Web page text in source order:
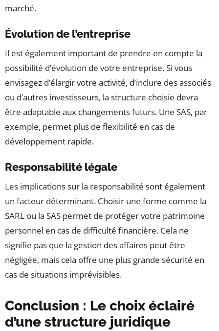
marché.
Évolution de l’entreprise
Il est également important de prendre en compte la
possibilité d’évolution de votre entreprise. Si vous
envisagez d’élargir votre activité, d’inclure des associés
ou d’autres investisseurs, la structure choisie devra
être adaptable aux changements futurs. Une SAS, par
exemple, permet plus de flexibilité en cas de
développement rapide.
Responsabilité légale
Les implications sur la responsabilité sont également
un facteur déterminant. Choisir une forme comme la
SARL ou la SAS permet de protéger votre patrimoine
personnel en cas de difficulté financière. Cela ne
signifie pas que la gestion des affaires peut être
négligée, mais cela offre une plus grande sécurité en
cas de situations imprévisibles.
Conclusion : Le choix éclairé
d’une structure juridique